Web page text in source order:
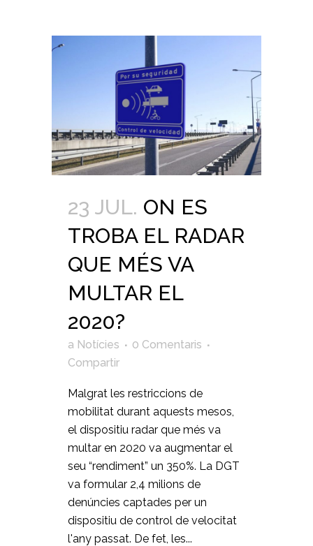
23 JUL. ON ES
TROBA EL RADAR
QUE MÉS VA
MULTAR EL
2020?
a Notícies
0 Comentaris
Compartir
Malgrat les restriccions de
mobilitat durant aquests mesos,
el dispositiu radar que més va
multar en 2020 va augmentar el
seu “rendiment” un 350%. La DGT
va formular 2,4 milions de
denúncies captades per un
dispositiu de control de velocitat
l'any passat. De fet, les...